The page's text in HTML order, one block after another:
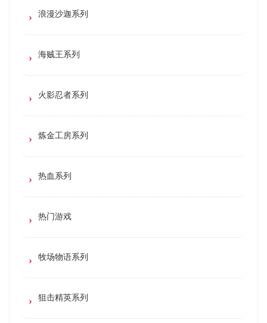
浪漫沙迦系列
海贼王系列
火影忍者系列
炼金工房系列
热血系列
热门游戏
牧场物语系列
狙击精英系列